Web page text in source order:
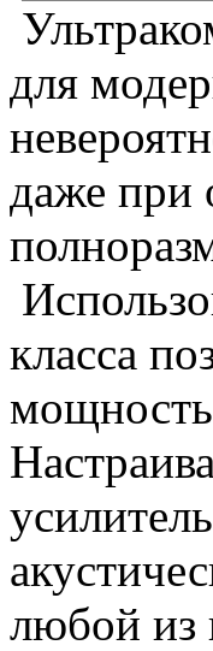
для
даже при
класса
мощность
любой из